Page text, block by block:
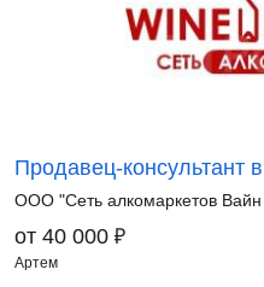
Продавец-консультант
ООО "Сеть алкомаркетов
от 40 000 ₽
Артем